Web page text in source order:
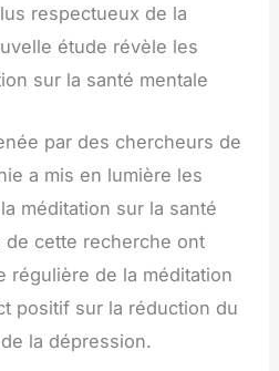
respectueux de la
étude révèle les
sur la santé mentale
par des chercheurs de
a mis en lumière les
méditation sur la santé
de cette recherche ont
régulière de la méditation
positif sur la réduction du
la dépression.